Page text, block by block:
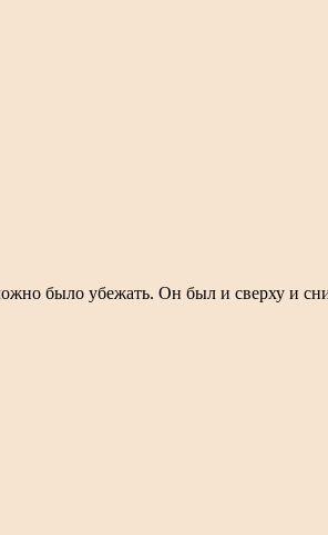
было убежать. Он был и сверху и